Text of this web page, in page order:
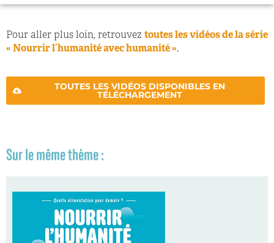
Pour aller plus loin, retrouvez toutes les vidéos de la série
« Nourrir l’humanité avec humanité ».
TOUTES LES VIDÉOS DISPONIBLES EN
TÉLÉCHARGEMENT
Sur le même thème :